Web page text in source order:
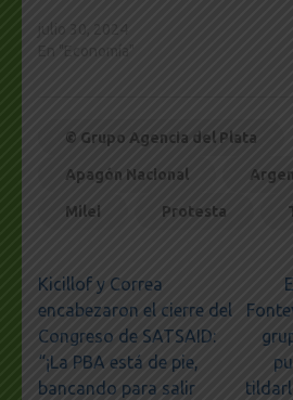
© Grupo Agencia del Plata
Apagón Nacional
Milei Protesta
Navegación
de
entradas
Kicillof y Correa
encabezaron el cierre del
Congreso de SATSAID:
“¡La PBA está de pie,
bancando para salir